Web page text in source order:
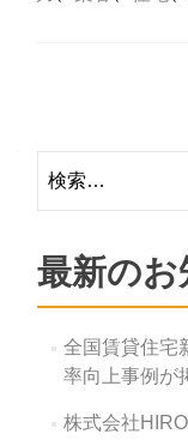
索:
最新のお
全国賃貸住宅
率向上事例が
株式会社